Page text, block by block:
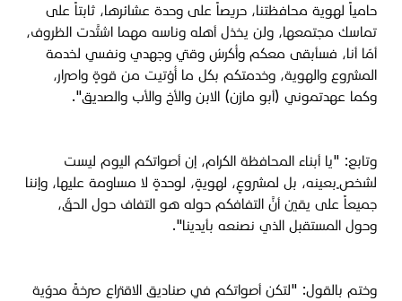
حامياً لهوية محافظتنا، حريصاً على وحدة عشائرها، ثابتاً على
تماسك مجتمعها، ولن يخذل أهله وناسه مهما اشتَّدت الظروف،
أمّا أنا، فسأبقى معكم وأُكرسُ وقتي وجهدي ونفسي لخدمة
المشروع والهوية، وخدمتكم بكل ما أُؤتيت من قوةٍ واصرار،
وكما عهدتموني (أبو مازن) الابن والأخ والأب والصديق".
وتابع: "يا أبناء المحافظة الكرام، إن أصواتكم اليوم ليست
لشخص ٍبعينه، بل لمشروعٍ، لهويةٍ، لوحدةٍ لا مساومة عليها، وإننا
جميعاً على يقين أنَّ التفافكم حوله هو التفاف حول الحقّ،
وحول المستقبل الذي نصنعه بأيدينا".
وختم بالقول: "لتكن أصواتكم في صناديق الاقتراع صرخةً مدوّية